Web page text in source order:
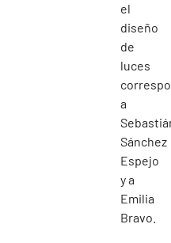
el
diseño
de
luces
a
Sánchez
Espejo
y a
Emilia
Bravo.